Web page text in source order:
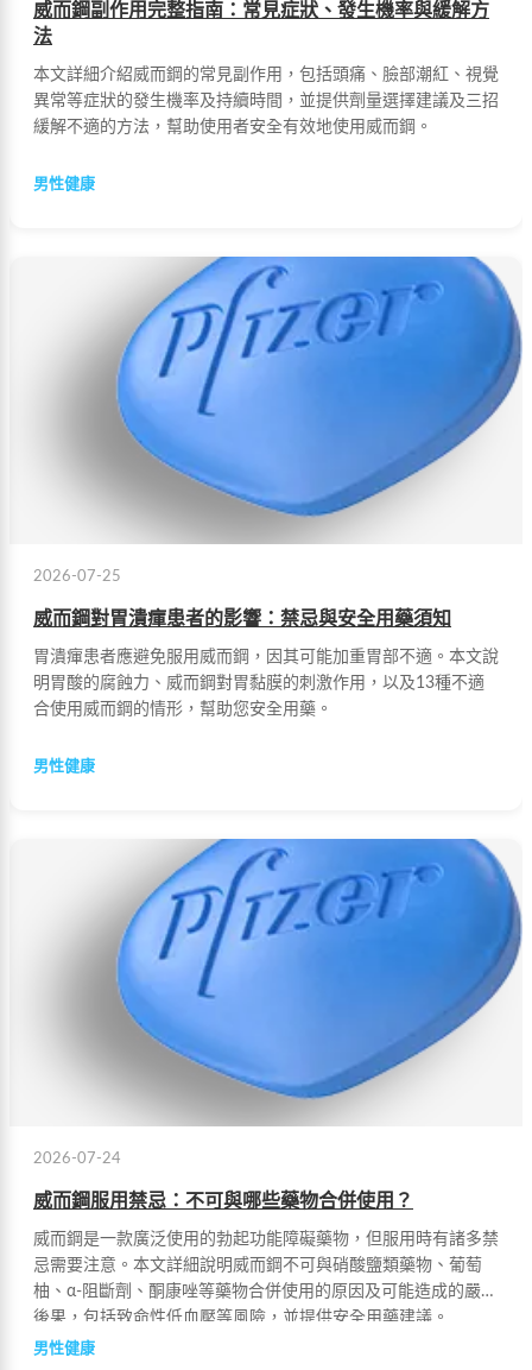
威而鋼副作用完整指南：常見症狀、發生機率與緩解方
法
本文詳細介紹威而鋼的常見副作用，包括頭痛、臉部潮紅、視覺
異常等症狀的發生機率及持續時間，並提供劑量選擇建議及三招
緩解不適的方法，幫助使用者安全有效地使用威而鋼。
男性健康
2026-07-25
威而鋼對胃潰瘒患者的影響：禁忌與安全用藥須知
胃潰瘒患者應避免服用威而鋼，因其可能加重胃部不適。本文說
明胃酸的腐蝕力、威而鋼對胃黏膜的刺激作用，以及13種不適
合使用威而鋼的情形，幫助您安全用藥。
男性健康
2026-07-24
威而鋼服用禁忌：不可與哪些藥物合併使用？
威而鋼是一款廣泛使用的勃起功能障礙藥物，但服用時有諸多禁
忌需要注意。本文詳細說明威而鋼不可與硝酸鹽類藥物、葡萄
柚、α-阻斷劑、酮康唑等藥物合併使用的原因及可能造成的嚴重
後果，包括致命性低血壓等風險，並提供安全用藥建議。
男性健康